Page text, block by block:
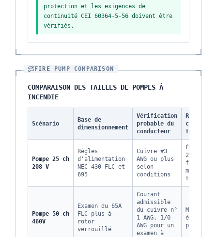
protection et les exigences de
continuité CEI 60364-5-56 doivent être
vérifiés.
FIRE_PUMP_COMPARISON
COMPARAISON DES TAILLES DE POMPES À
INCENDIE
Scénario
Base de
dimensionnement
Vérification
probable du
conducteur
Risque de
chute de
tension
Pompe 25 ch
208 V
Règles
d'alimentation
NEC 430 FLC et
695
Cuivre #3
AWG ou plus
selon
conditions
Élevé car
208 V a
faible
marge de
tension
Pompe 50 ch
460V
Examen du 65A
FLC plus à
rotor
verrouillé
Courant
admissible
du cuivre n°
1 AWG, 1/0
AWG pour un
examen à
Moyen à
élevé à
pieds